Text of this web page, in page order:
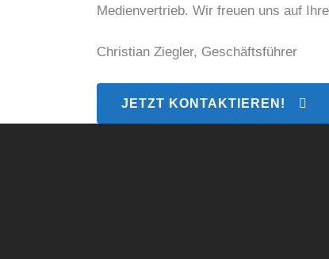
Medienvertrieb. Wir freuen uns auf
Christian Ziegler, Geschäftsführer
JETZT KONTAKTIEREN!